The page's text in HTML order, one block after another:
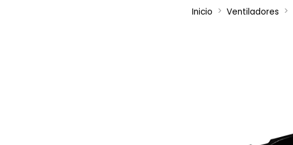
Inicio Ventiladores